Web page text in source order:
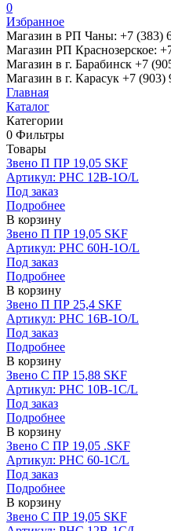
0
Избранное
Магазин в РП Чаны: +7 (383)
Магазин РП Краснозерское:
Магазин в г. Барабинск +7
Магазин в г. Карасук +7 (903)
Главная
Каталог
Категории
0 Фильтры
Товары
Звено П ПР 19,05 SKF
Артикул: PHC 12B-1O/L
Под заказ
Подробнее
В корзину
Звено П ПР 19,05 SKF
Артикул: PHC 60H-1О/L
Под заказ
Подробнее
В корзину
Звено П ПР 25,4 SKF
Артикул: PHC 16B-1О/L
Под заказ
Подробнее
В корзину
Звено С ПР 15,88 SKF
Артикул: PHC 10B-1C/L
Под заказ
Подробнее
В корзину
Звено С ПР 19,05 .SKF
Артикул: PHC 60-1C/L
Под заказ
Подробнее
В корзину
Звено С ПР 19,05 SKF